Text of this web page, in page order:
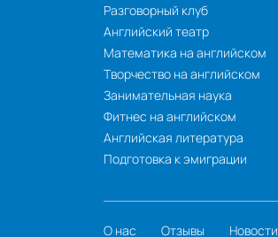
Разговорный клуб
Английский театр
Математика на английском
Творчество на английском
Занимательная наука
Фитнес на английском
Английская литература
Подготовка к эмиграции
О нас Отзывы Новости